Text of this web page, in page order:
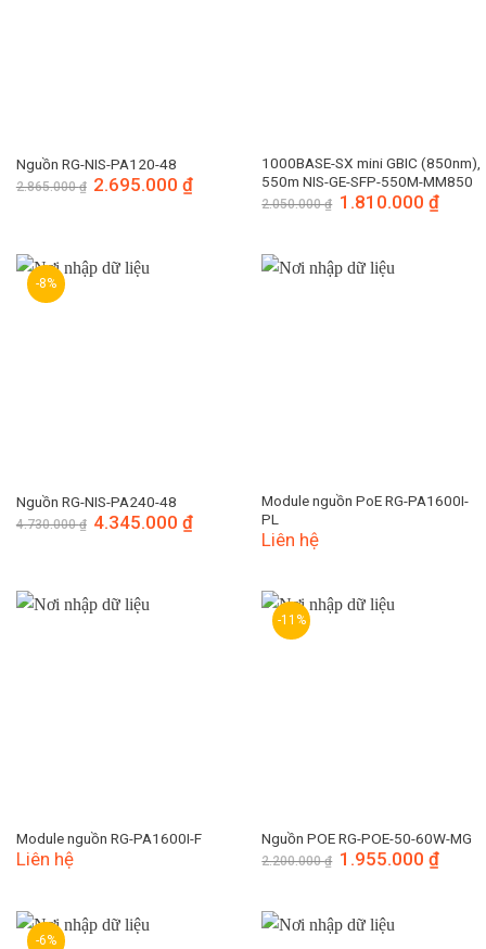
Nguồn RG-NIS-PA120-48
2.865.000₫ Giá
gốc
2.695.000₫
1000BASE-SX mini GBIC (850nm),
550m NIS-GE-SFP-550M-MM850
2.050.000₫ Giá
gốc
1.810.000 ₫Giá
-8%
Nguồn RG-NIS-PA240-48
4.730.000₫ Giá
gốc
4.345.000₫
Module nguồn PoE RG-PA1600I-
PL
Liên hệ
Module nguồn RG-PA1600I-F
Liên hệ
-11%
Nguồn POE RG-POE-50-60W-MG
2.200.000₫ Giá
gốc
1.955.000 ₫Giá
-6%